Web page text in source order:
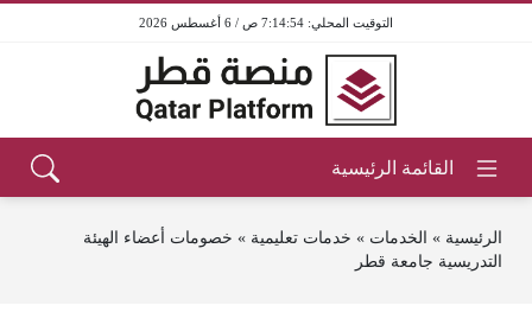
7:14:54 ص / 6 أغسطس 2026
الرئيسية » الخدمات » خدمات تعليمية » خصومات أعضاء الهيئة
التدريسية جامعة قطر